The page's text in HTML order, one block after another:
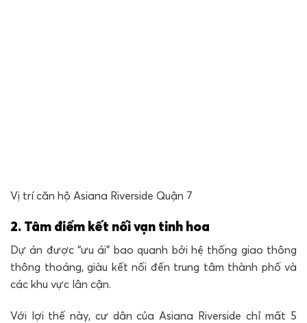
Vị trí căn hộ Asiana Riverside Quận 7
2. Tâm điểm kết nối vạn tinh hoa
Dự án được “ưu ái” bao quanh bởi hệ thống giao thông
thông thoáng, giàu kết nối đến trung tâm thành phố và
các khu vực lân cận.
Với lợi thế này, cư dân của Asiana Riverside chỉ mất 5